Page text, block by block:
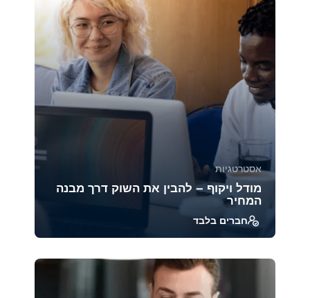
אסטרטגיות
מודל ויקוף – להבין את השוק דרך מבנה
המחיר
חברים בלבד
ביותר לניתוח מבנה השוק והתנהגות משתתפיו.